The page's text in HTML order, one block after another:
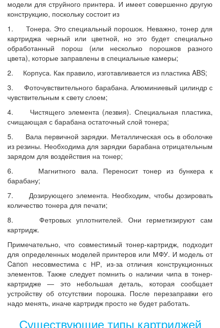
модели для струйного принтера. И имеет совершенно другую
конструкцию, поскольку состоит из
1. Тонера. Это специальный порошок. Неважно, тонер для
картриджа черный или цветной, но это будет специально
обработанный порош (или несколько порошков разного
цвета), которые заправлены в специальные камеры;
2. Корпуса. Как правило, изготавливается из пластика ABS;
3. Фоточувствительного барабана. Алюминиевый цилиндр с
чувствительным к свету слоем;
4. Чистящего элемента (лезвия). Специальная пластика,
счищающая с барабана остаточный слой тонера;
5. Вала первичной зарядки. Металлическая ось в оболочке
из резины. Необходима для зарядки барабана отрицательным
зарядом для воздействия на тонер;
6. Магнитного вала. Переносит тонер из бункера к
барабану;
7. Дозирующего элемента. Необходим, чтобы дозировать
количество тонера для печати;
8. Фетровых уплотнителей. Они герметизируют сам
картридж.
Примечательно, что совместимый тонер-картридж, подходит
для определенных моделей принтеров или МФУ. И модель от
Canon несовместима с НР, из-за отличия конструкционных
элементов. Также следует помнить о наличии чипа в тонер-
картридже — это небольшая деталь, которая сообщает
устройству об отсутствии порошка. После перезаправки его
надо менять, иначе картридж просто не будет работать.
Существующие типы картриджей